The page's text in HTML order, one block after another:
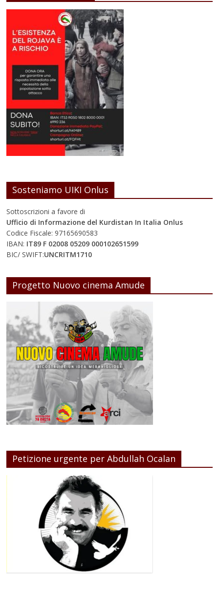
Sosteniamo UIKI Onlus
Sottoscrizioni a favore di
Ufficio di Informazione del Kurdistan In Italia Onlus
Codice Fiscale: 97165690583
IBAN: IT89 F 02008 05209 000102651599
BIC/ SWIFT:UNCRITM1710
Progetto Nuovo cinema Amude
Petizione urgente per Abdullah Ocalan